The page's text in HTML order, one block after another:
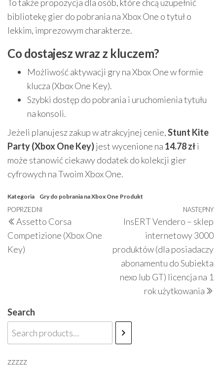
To także propozycja dla osób, które chcą uzupełnić
bibliotekę gier do pobrania na Xbox One o tytuł o
lekkim, imprezowym charakterze.
Co dostajesz wraz z kluczem?
Możliwość aktywacji gry na Xbox One w formie
klucza (Xbox One Key).
Szybki dostęp do pobrania i uruchomienia tytułu
na konsoli.
Jeżeli planujesz zakup w atrakcyjnej cenie,Stunt Kite
Party (Xbox One Key)jest wycenione na 14.78 złi
może stanowić ciekawy dodatek do kolekcji gier
cyfrowych na Twoim Xbox One.
Kategoria Gry do pobrania na Xbox One Produkt
Nawigacja
wpisu
Poprzedni
wpis
POPRZEDNI
Assetto Corsa
Competizione (Xbox One
Key)
NASTĘPNY
InsERT Vendero – sklep
internetowy 3000
produktów (dla posiadaczy
abonamentu do Subiekta
nexo lub GT) licencja na 1
rok użytkowania
Search
zzzzz